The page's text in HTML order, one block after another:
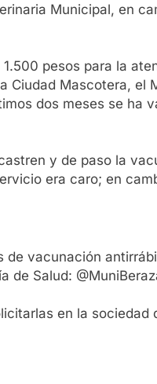
Municipal, en
pesos para la
Mascotera, el
dos meses se ha
y de paso la
era caro; en
vacunación
Salud:
en la